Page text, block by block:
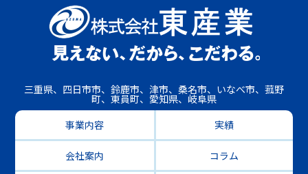
三重県、四日市市、鈴鹿市、津市、桑名市、いなべ市、菰野
町、東員町、愛知県、岐阜県
事業内容
実績
会社案内 コラム